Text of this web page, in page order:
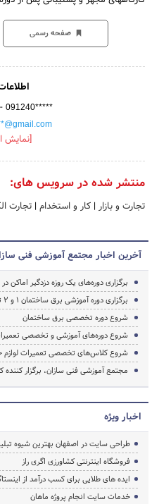
صفحه رسمی
- 091240*****
[نمایش
منتشر شده در سرویس های:
تجارت و بازار | کار و استخدام | تجارت
آخرین اخبار مجتمع آموزشی فنی
برگزاری دوره‌های یک روزه دزدگیر اماکن
برگزاری دوره آموزشی برق ساختمان 1 و 2 توسط آموزشگاه فنی سازان
شروع دوره تخصصی برق ساختمان
شروع دوره‌های آموزشی و تخصصی
شروع کلاس‌های تخصصی تعمیرات لوازم
مجتمع آموزشی فنی سازان، برگزار
اخبار ویژه
طراحی سایت در اصفهان بهترین شیوه
فروشگاه اینترنتی کشاورزی اگری راز
ایده های طلایی برای کسب درآمد از
خدمات سایت انجام پروژه ماهان